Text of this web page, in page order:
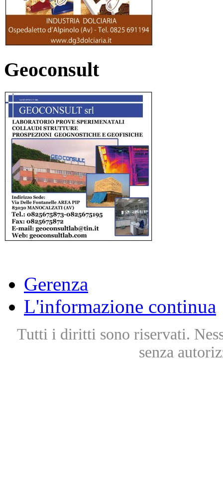
Geoconsult
Gerenza
L'informazione continua
Tutti i diritti sono riservati.
senza